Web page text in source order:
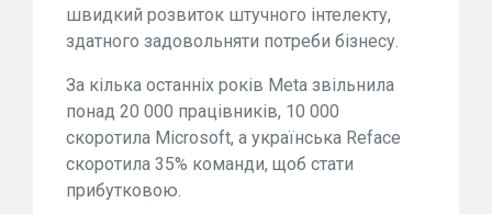
швидкий розвиток штучного інтелекту,
здатного задовольняти потреби бізнесу.
За кілька останніх років Meta звільнила
понад 20 000 працівників, 10 000
скоротила Microsoft, а українська Reface
скоротила 35% команди, щоб стати
прибутковою.